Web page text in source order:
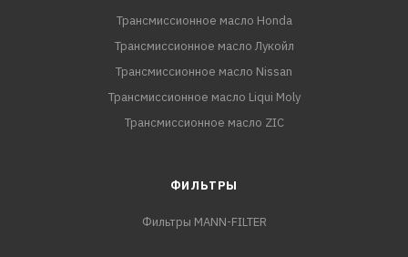
Трансмиссионное масло Honda
Трансмиссионное масло Лукойл
Трансмиссионное масло Nissan
Трансмиссионное масло Liqui Moly
Трансмиссионное масло ZIC
ФИЛЬТРЫ
Фильтры MANN-FILTER